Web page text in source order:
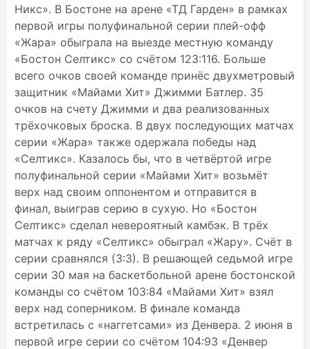
Никс». В Бостоне на арене «ТД Гарден» в рамках
первой игры полуфинальной серии плей-офф
«Жара» обыграла на выезде местную команду
«Бостон Селтикс» со счётом 123:116. Больше
всего очков своей команде принёс двухметровый
защитник «Майами Хит» Джимми Батлер. 35
очков на счету Джимми и два реализованных
трёхочковых броска. В двух последующих матчах
серии «Жара» также одержала победы над
«Селтикс». Казалось бы, что в четвёртой игре
полуфинальной серии «Майами Хит» возьмёт
верх над своим оппонентом и отправится в
финал, выиграв серию в сухую. Но «Бостон
Селтикс» сделал невероятный камбэк. В трёх
матчах к ряду «Селтикс» обыграл «Жару». Счёт в
серии сравнялся (3:3). В решающей седьмой игре
серии 30 мая на баскетбольной арене бостонской
команды со счётом 103:84 «Майами Хит» взял
верх над соперником. В финале команда
встретилась с «наггетсами» из Денвера. 2 июня в
первой игре серии со счётом 104:93 «Денвер